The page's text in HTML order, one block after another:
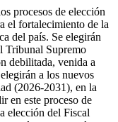
procesos de elección
el fortalecimiento de la
del país. Se elegirán
Tribunal Supremo
debilitada, venida a
a los nuevos
(2026-2031), en la
en este proceso de
elección del Fiscal